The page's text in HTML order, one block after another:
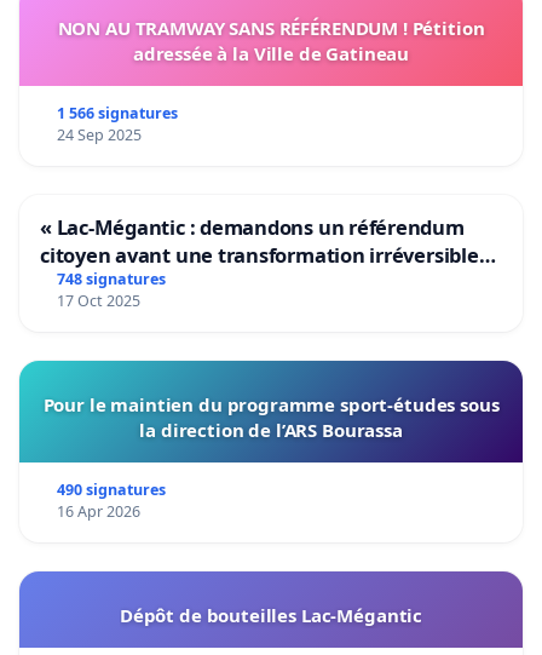
NON AU TRAMWAY SANS RÉFÉRENDUM ! Pétition
adressée à la Ville de Gatineau
1 566 signatures
24 Sep 2025
« Lac-Mégantic : demandons un référendum
citoyen avant une transformation irréversible
de notre territoire »
748 signatures
17 Oct 2025
Pour le maintien du programme sport-études sous
la direction de l’ARS Bourassa
490 signatures
16 Apr 2026
Dépôt de bouteilles Lac-Mégantic